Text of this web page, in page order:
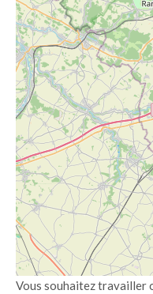
Vous souhaitez travailler